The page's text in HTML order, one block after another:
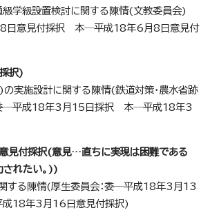
級学級設置検討に関する陳情(文教委員会)
日意見付採択 本─平成18年6月8日意見付
択)
実施設計に関する陳情(鉄道対策・農水省跡
委─平成18年3月15日採択 本─平成18年3
見付採択(意見…直ちに実現は困難である
されたい。))
する陳情(厚生委員会：委─平成18年3月13
18年3月16日意見付採択)